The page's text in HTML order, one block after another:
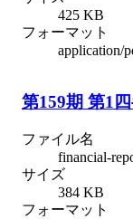
425 KB
フォーマット
application/
第159期 第1
ファイル名
financial-
サイズ
384 KB
フォーマット